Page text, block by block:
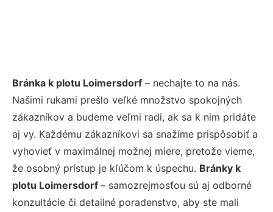
Bránka k plotu Loimersdorf – nechajte to na nás.
Našimi rukami prešlo veľké množstvo spokojných
zákazníkov a budeme veľmi radi, ak sa k nim pridáte
aj vy. Každému zákazníkovi sa snažíme prispôsobiť a
vyhovieť v maximálnej možnej miere, pretože vieme,
že osobný prístup je kľúčom k úspechu. Bránky k
plotu Loimersdorf – samozrejmosťou sú aj odborné
konzultácie či detailné poradenstvo, aby ste mali